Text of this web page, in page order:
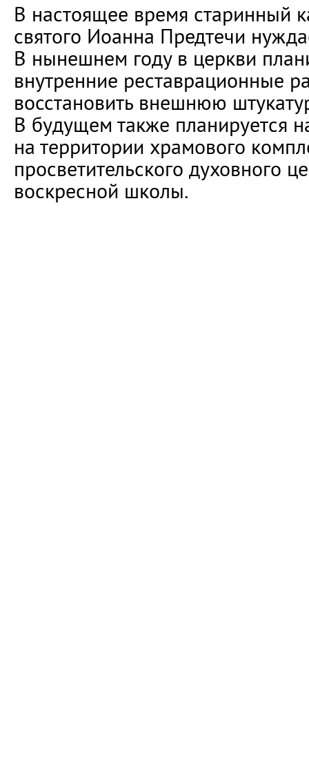
В настоящее время старинный
святого Иоанна Предтечи
В нынешнем году в церкви
внутренние реставрационные
восстановить внешнюю
В будущем также планируется
на территории храмового
просветительского духовного
воскресной школы.